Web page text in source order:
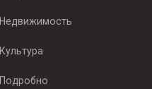
Недвижимость
Культура
Подробно